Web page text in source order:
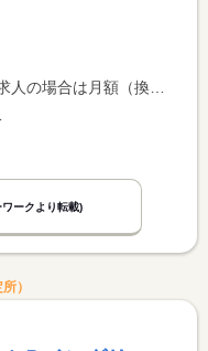
求人の場合は時間額を表示しています。
ワークより転載)
）